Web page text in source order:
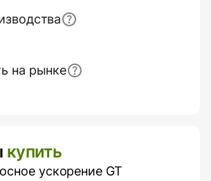
на рынке
купить
ускорение GT